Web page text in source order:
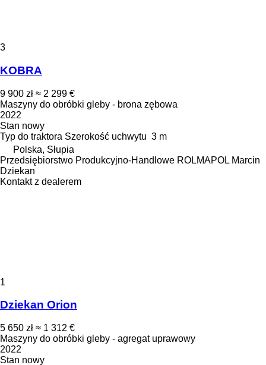
3
KOBRA
9 900 zł ≈ 2 299 €
Maszyny do obróbki gleby - brona zębowa
2022
Stan nowy
Typ do traktora Szerokość uchwytu 3 m
Polska, Słupia
Przedsiębiorstwo Produkcyjno-Handlowe ROLMAPOL Marcin
Dziekan
Kontakt z dealerem
1
Dziekan Orion
5 650 zł ≈ 1 312 €
Maszyny do obróbki gleby - agregat uprawowy
2022
Stan nowy